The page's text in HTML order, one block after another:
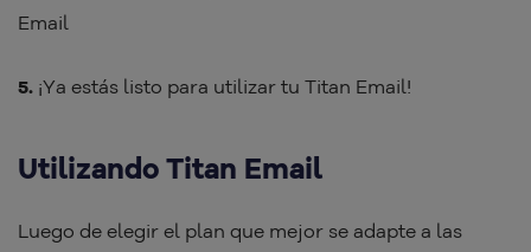
Email
5. ¡Ya estás listo para utilizar tu Titan Email!
Utilizando Titan Email
Luego de elegir el plan que mejor se adapte a las